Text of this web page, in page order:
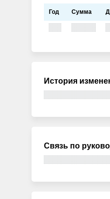
Год Сумма
История
Связь по